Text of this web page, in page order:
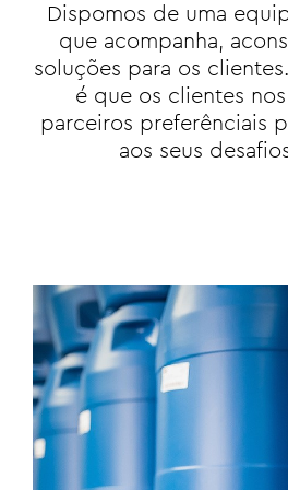
Dispomos de uma
que acompanha,
soluções para os
é que os clientes
parceiros preferênciais
aos seus